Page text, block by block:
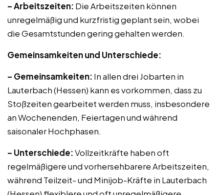
– Arbeitszeiten: Die Arbeitszeiten können
unregelmäßig und kurzfristig geplant sein, wobei
die Gesamtstunden gering gehalten werden.
Gemeinsamkeiten und Unterschiede:
– Gemeinsamkeiten: In allen drei Jobarten in
Lauterbach (Hessen) kann es vorkommen, dass zu
Stoßzeiten gearbeitet werden muss, insbesondere
an Wochenenden, Feiertagen und während
saisonaler Hochphasen.
– Unterschiede:Vollzeitkräfte haben oft
regelmäßigere und vorhersehbarere Arbeitszeiten,
während Teilzeit- und Minijob-Kräfte in Lauterbach